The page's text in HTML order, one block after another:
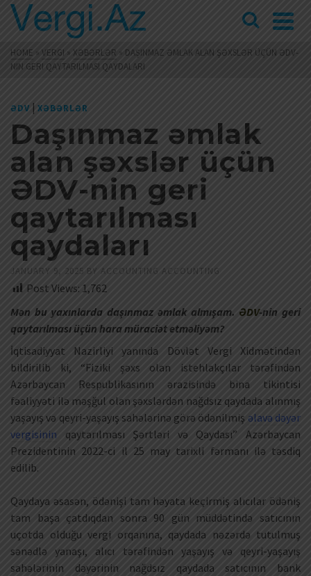
HOME » VERGI » XƏBƏRLƏR » DAŞINMAZ ƏMLAK ALAN ŞƏXSLƏR ÜÇÜN ƏDV-
NIN GERI QAYTARILMASI QAYDALARI
ƏDV | XƏBƏRLƏR
Daşınmaz əmlak
alan şəxslər üçün
ƏDV-nin geri
qaytarılması
qaydaları
JANUARY 9, 2025 BY ACCOUNTING ACCOUNTING
Post Views: 1,762
Mən bu yaxınlarda daşınmaz əmlak almışam. ƏDV-nin geri
qaytarılması üçün hara müraciət etməliyəm?
İqtisadiyyat Nazirliyi yanında Dövlət Vergi Xidmətindən
bildirilib ki, “Fiziki şəxs olan istehlakçılar tərəfindən
Azərbaycan Respublikasının ərazisində bina tikintisi
fəaliyyəti ilə məşğul olan şəxslərdən nağdsız qaydada alınmış
yaşayış və qeyri-yaşayış sahələrinə görə ödənilmiş əlavə dəyər
vergisinin qaytarılması Şərtləri və Qaydası” Azərbaycan
Prezidentinin 2022-ci il 25 may tarixli fərmanı ilə təsdiq
edilib.
Qaydaya əsasən, ödənişi tam həyata keçirmiş alıcılar ödəniş
tam başa çatdıqdan sonra 90 gün müddətində satıcının
uçotda olduğu vergi orqanına, qaydada nəzərdə tutulmuş
sənədlə yanaşı, alıcı tərəfindən yaşayış və qeyri-yaşayış
sahələrinin dəyərinin nağdsız qaydada satıcının bank